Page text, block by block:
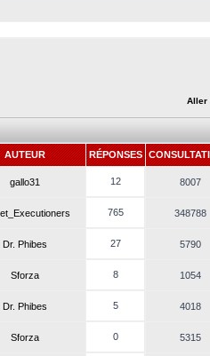
Aller
AUTEUR RÉPONSES
gallo31 12 8007
765 348788
Dr. Phibes 27 5790
Sforza 8 1054
Dr. Phibes 5 4018
Sforza 0 5315